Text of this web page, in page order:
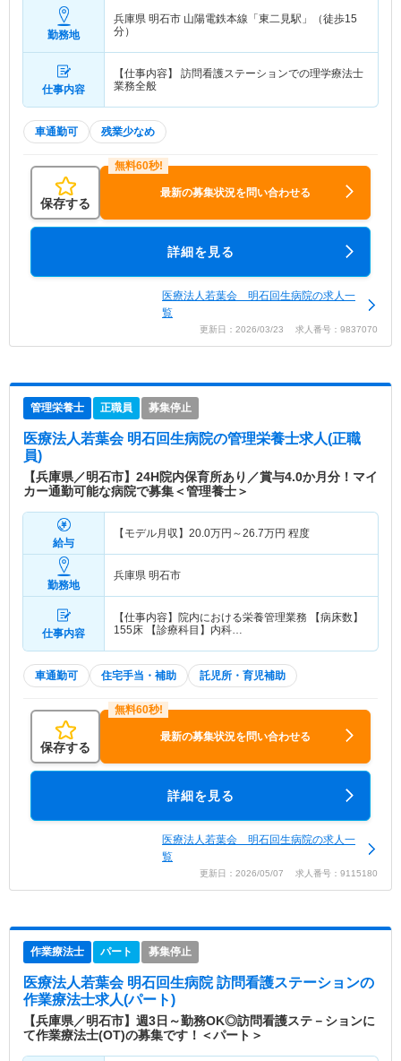
勤務地
兵庫県 明石市 山陽電鉄本線「東二見駅」（徒歩15
分）
仕事内容
【仕事内容】 訪問看護ステーションでの理学療法士
業務全般
車通勤可 残業少なめ
保存する
最新の募集状況を問い合わせる
詳細を見る
医療法人若葉会 明石回生病院の求人一
覧
更新日：2026/03/23 求人番号：9837070
管理栄養士 正職員 募集停止
医療法人若葉会 明石回生病院の管理栄養士求人(正職
員)
【兵庫県／明石市】24H院内保育所あり／賞与4.0か月分！マイ
カー通勤可能な病院で募集＜管理養士＞
給与
【モデル月収】 20.0万円～26.7万円 程度
勤務地
兵庫県 明石市
仕事内容
【仕事内容】院内における栄養管理業務 【病床数】
155床 【診療科目】内科…
車通勤可 住宅手当・補助 託児所・育児補助
保存する
最新の募集状況を問い合わせる
詳細を見る
医療法人若葉会 明石回生病院の求人一
覧
更新日：2026/05/07 求人番号：9115180
作業療法士 パート 募集停止
医療法人若葉会 明石回生病院 訪問看護ステーションの
作業療法士求人(パート)
【兵庫県／明石市】週3日～勤務OK◎訪問看護ステ－ションに
て作業療法士(OT)の募集です！＜パート＞